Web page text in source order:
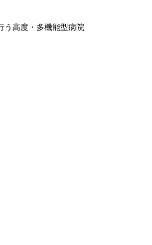
う高度・多機能型病院